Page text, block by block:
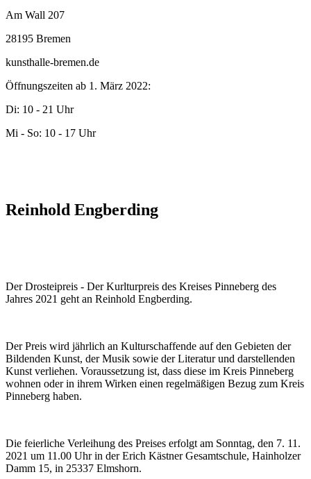
Am Wall 207
28195 Bremen
kunsthalle-bremen.de
Öffnungszeiten ab 1. März 2022:
Di: 10 - 21 Uhr
Mi - So: 10 - 17 Uhr
Reinhold Engberding
Der Drosteipreis - Der Kurlturpreis des Kreises Pinneberg des
Jahres 2021 geht an Reinhold Engberding.
Der Preis wird jährlich an Kulturschaffende auf den Gebieten der
Bildenden Kunst, der Musik sowie der Literatur und darstellenden
Kunst verliehen. Voraussetzung ist, dass diese im Kreis Pinneberg
wohnen oder in ihrem Wirken einen regelmäßigen Bezug zum Kreis
Pinneberg haben.
Die feierliche Verleihung des Preises erfolgt am Sonntag, den 7. 11.
2021 um 11.00 Uhr in der Erich Kästner Gesamtschule, Hainholzer
Damm 15, in 25337 Elmshorn.